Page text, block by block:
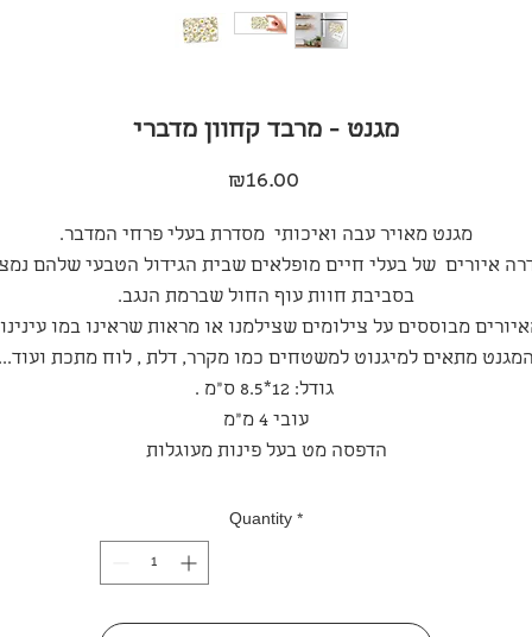
מגנט - מרבד קחוון מדברי
₪16.00Price
מגנט מאויר עבה ואיכותי מסדרת בעלי פרחי המדבר.
איורים של בעלי חיים מופלאים שבית הגידול הטבעי שלהם
בסביבת חוות עוף החול שברמת הנגב.
מבוססים על צילומים שצילמנו או מראות שראינו במו
המגנט מתאים למיגנוט למשטחים כמו מקרר, דלת , לוח מתכת
גודל: 12*8.5 ס"מ .
עובי 4 מ״מ
הדפסה מט בעל פינות מעוגלות
Quantity *